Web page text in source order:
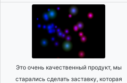
Это очень качественный продукт, мы
старались сделать заставку, которая